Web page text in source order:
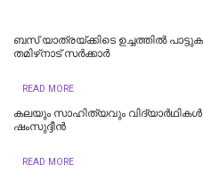
ബസ് യാത്രയ്ക്കിടെ ഉച്ചത്തിൽ
തമിഴ്‌നാട് സര്‍ക്കാര്‍
READ MORE
കലയും സാഹിത്യവും
ഷംസുദ്ദീൻ
READ MORE